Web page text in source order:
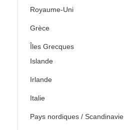
Royaume-Uni
Grèce
Îles Grecques
Islande
Irlande
Italie
Pays nordiques / Scandinavie